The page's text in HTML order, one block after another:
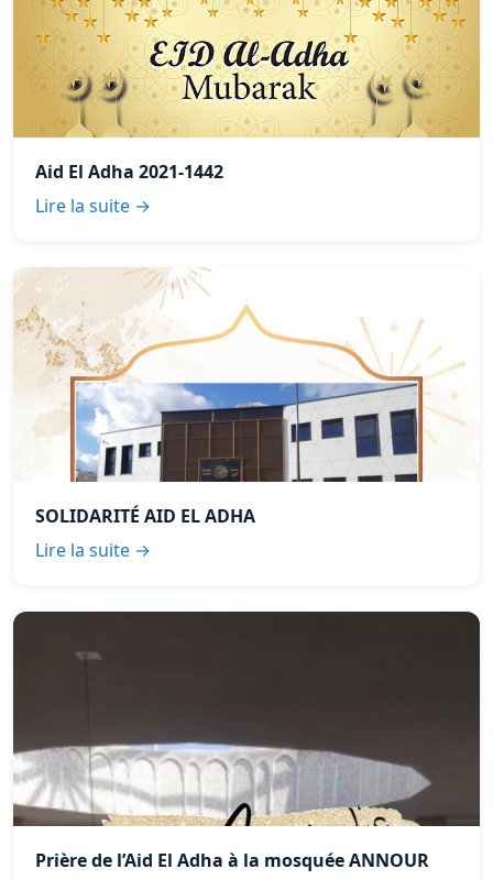
Aid El Adha 2021-1442
Lire la suite →
SOLIDARITÉ AID EL ADHA
Lire la suite →
Prière de l’Aid El Adha à la mosquée ANNOUR